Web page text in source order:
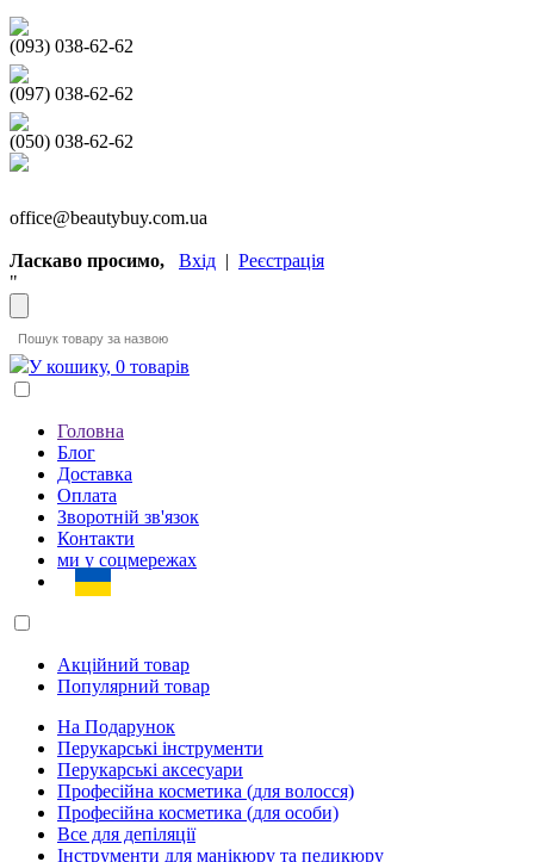
(093) 038-62-62
(097) 038-62-62
(050) 038-62-62
office@beautybuy.com.ua
Ласкаво просимо, Вхід | Реєстрація
"
У кошику, 0 товарів
Головна
Блог
Доставка
Оплата
Зворотній зв'язок
Контакти
ми у соцмережах
Акційний товар
Популярний товар
На Подарунок
Перукарські інструменти
Перукарські аксесуари
Професійна косметика (для волосся)
Професійна косметика (для особи)
Все для депіляції
Інструменти для манікюру та педикюру